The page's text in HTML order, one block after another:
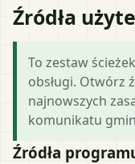
Źródła
To zestaw
obsługi. Otwórz
najnowszych
komunikatu
Źródła